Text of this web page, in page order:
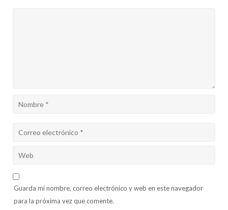
Guarda mi nombre, correo electrónico y web en este navegador
para la próxima vez que comente.